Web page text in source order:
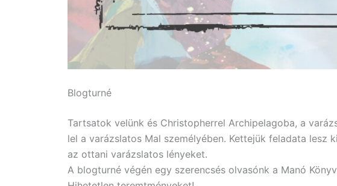
Blogturné
Tartsatok velünk és Christopherrel Archipelagoba, a
lel a varázslatos Mal személyében. Kettejük feladata lesz
az ottani varázslatos lényeket.
A blogturné végén egy szerencsés olvasónk a Manó